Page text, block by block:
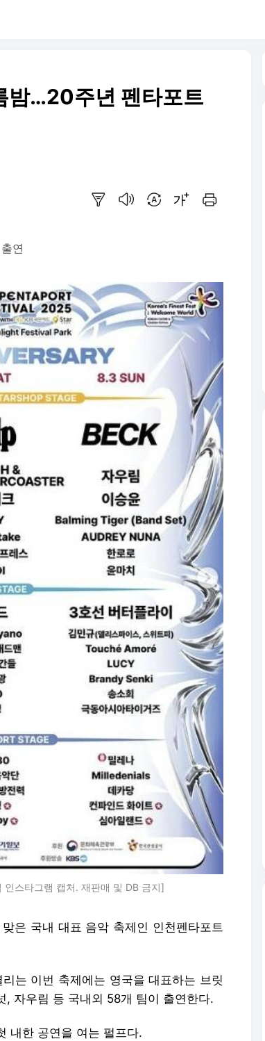
밤…20주년 펜타포트
연
스타그램 캡처. 재판매 및 DB 금지]
은 국내 대표 음악 축제인 인천펜타포트
는 이번 축제에는 영국을 대표하는 브릿
, 자우림 등 국내외 58개 팀이 출연한다.
내한 공연을 여는 펄프다.